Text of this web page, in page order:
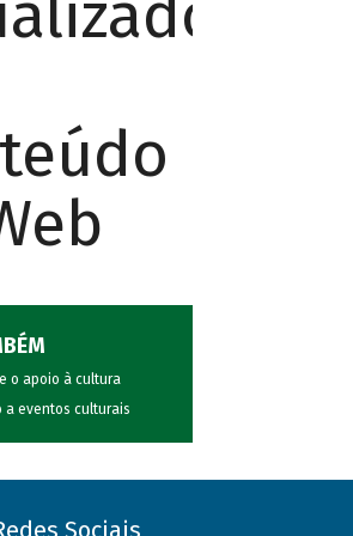
e o apoio à cultura
a eventos culturais
Sociais